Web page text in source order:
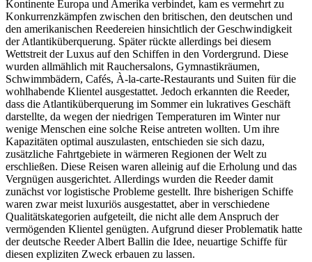
Kontinente Europa und Amerika verbindet, kam es vermehrt zu
Konkurrenzkämpfen zwischen den britischen, den deutschen und
den amerikanischen Reedereien hinsichtlich der Geschwindigkeit
der Atlantiküberquerung. Später rückte allerdings bei diesem
Wettstreit der Luxus auf den Schiffen in den Vordergrund. Diese
wurden allmählich mit Rauchersalons, Gymnastikräumen,
Schwimmbädern, Cafés, À-la-carte-Restaurants und Suiten für die
wohlhabende Klientel ausgestattet. Jedoch erkannten die Reeder,
dass die Atlantiküberquerung im Sommer ein lukratives Geschäft
darstellte, da wegen der niedrigen Temperaturen im Winter nur
wenige Menschen eine solche Reise antreten wollten. Um ihre
Kapazitäten optimal auszulasten, entschieden sie sich dazu,
zusätzliche Fahrtgebiete in wärmeren Regionen der Welt zu
erschließen. Diese Reisen waren alleinig auf die Erholung und das
Vergnügen ausgerichtet. Allerdings wurden die Reeder damit
zunächst vor logistische Probleme gestellt. Ihre bisherigen Schiffe
waren zwar meist luxuriös ausgestattet, aber in verschiedene
Qualitätskategorien aufgeteilt, die nicht alle dem Anspruch der
vermögenden Klientel genügten. Aufgrund dieser Problematik hatte
der deutsche Reeder Albert Ballin die Idee, neuartige Schiffe für
diesen expliziten Zweck erbauen zu lassen.